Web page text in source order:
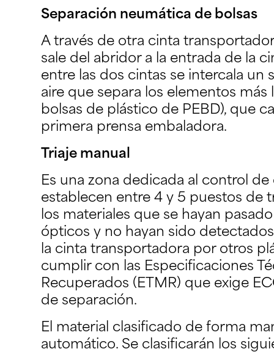
Separación neumática de bolsas
A través de otra cinta
sale del abridor a la entrada de la
entre las dos cintas se intercala un
aire que separa los elementos
bolsas de plástico de PEBD), que
primera prensa embaladora.
Triaje manual
Es una zona dedicada al control de
establecen entre 4 y 5 puestos de
los materiales que se hayan
ópticos y no hayan sido
la cinta transportadora por otros
cumplir con las Especificaciones
Recuperados (ETMR) que exige
de separación.
El material clasificado de forma
automático. Se clasificarán los